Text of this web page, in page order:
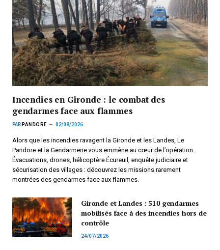
Incendies en Gironde : le combat des
gendarmes face aux flammes
PAR PANDORE 02/08/2026
Alors que les incendies ravagent la Gironde et les Landes, Le
Pandore et la Gendarmerie vous emmène au cœur de l’opération.
Évacuations, drones, hélicoptère Écureuil, enquête judiciaire et
sécurisation des villages : découvrez les missions rarement
montrées des gendarmes face aux flammes.
Gironde et Landes : 510 gendarmes
mobilisés face à des incendies hors de
contrôle
24/07/2026